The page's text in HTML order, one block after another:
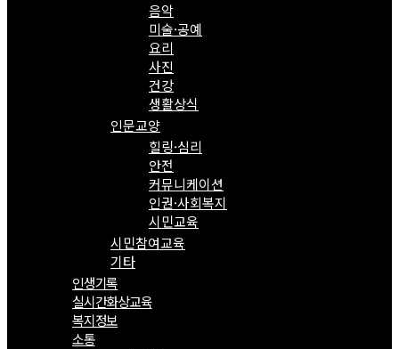
음악
미술·공예
요리
사진
건강
생활상식
인문교양
힐링·심리
안전
커뮤니케이션
인권·사회복지
시민교육
시민참여교육
기타
인생기록
실시간화상교육
복지정보
소통